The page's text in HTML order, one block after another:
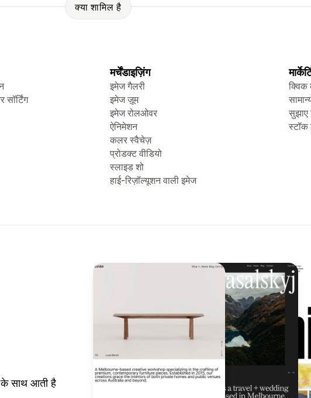
क्या शामिल है
मर्चेंडाइज़िंग
इमेज गैलरी
इमेज ज़ूम
इमेज रोलओवर
ऐनिमेशन
कलर स्वैचेज़
प्रोडक्ट वीडियो
स्लाइड शो
हाई-रिज़ॉल्यूशन वाली इमेज
क्विक
सुझाए
स्टॉक
साथ आती है